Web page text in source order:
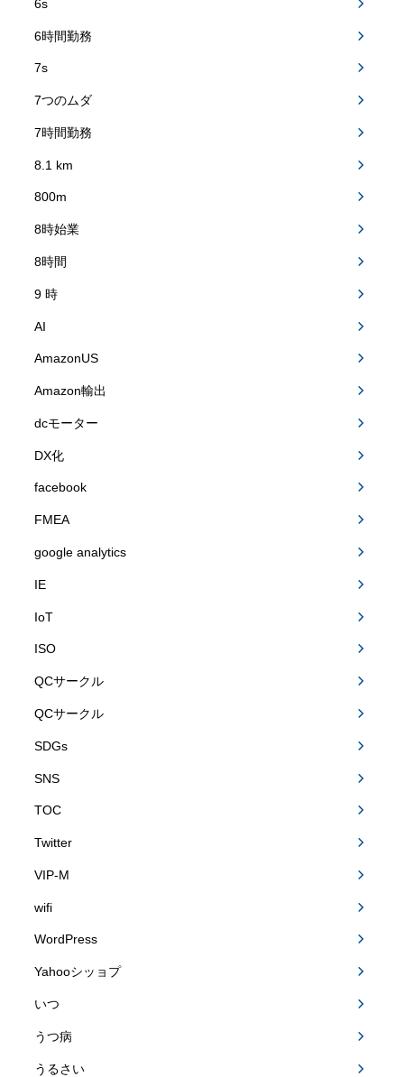
6s
6時間勤務
7s
7つのムダ
7時間勤務
8.1 km
800m
8時始業
8時間
9 時
AI
AmazonUS
Amazon輸出
dcモーター
DX化
facebook
FMEA
google analytics
IE
IoT
ISO
QCサークル
QCサークル
SDGs
SNS
TOC
Twitter
VIP-M
wifi
WordPress
Yahooシッョプ
いつ
うつ病
うるさい